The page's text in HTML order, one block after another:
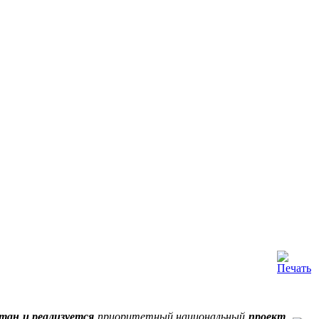
и реализуется приоритетный национальныйпроект